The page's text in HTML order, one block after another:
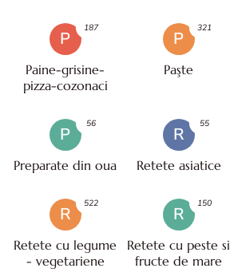
P
Paine-grisine-
pizza-cozonaci
187
P
Paşte
321
P
Preparate din oua
56
R
Retete asiatice
55
R
Retete cu legume
- vegetariene
522
R
Retete cu peste si
fructe de mare
150